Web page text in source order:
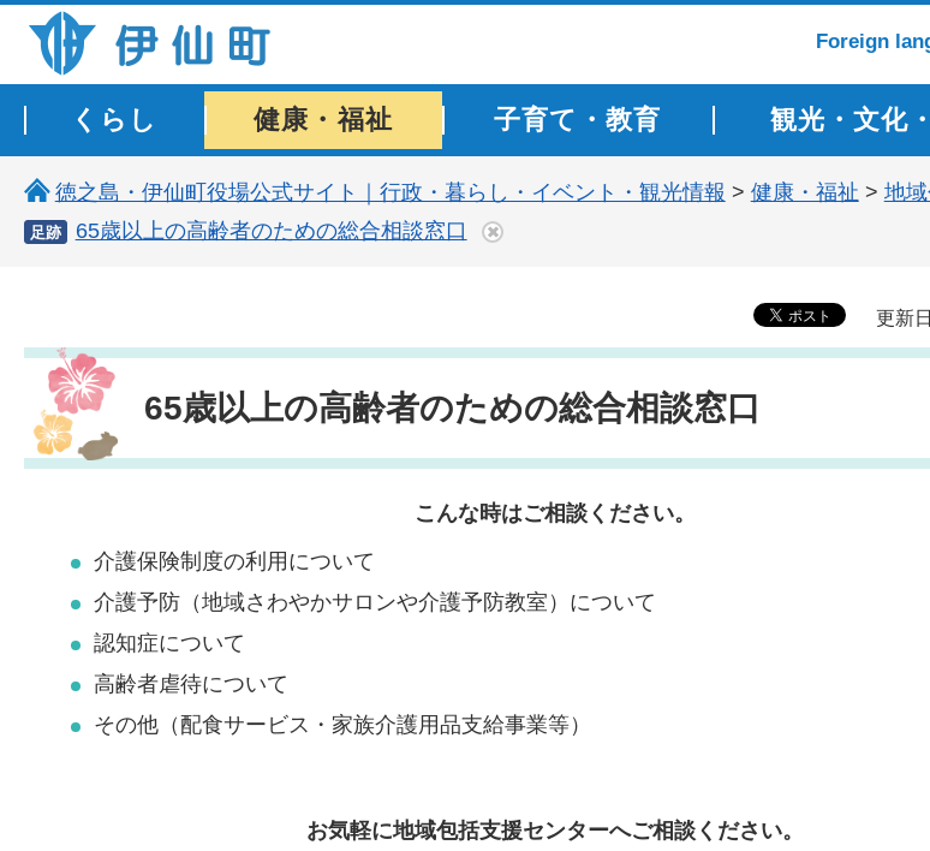
伊仙町 健康・長寿と子宝の町 Foreign
くらし 健康・福祉 子育て・教育 観光・文化
徳之島・伊仙町役場公式サイト｜行政・暮らし・イベント・観光情報 > 健康・福祉 > 地
足跡 65歳以上の高齢者のための総合相談窓口
更新
65歳以上の高齢者のための総合相談窓口
こんな時はご相談ください。
介護保険制度の利用について
介護予防（地域さわやかサロンや介護予防教室）について
認知症について
高齢者虐待について
その他（配食サービス・家族介護用品支給事業等）
お気軽に地域包括支援センターへご相談ください。